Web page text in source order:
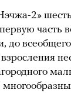
2»
часть
до